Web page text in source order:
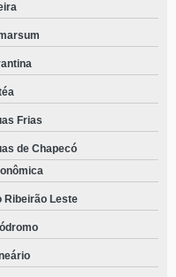
Frias
de Chapecó
Ribeirão Leste